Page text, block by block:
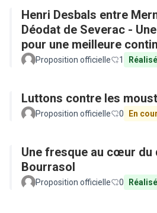
Henri Desbals entre
Déodat de Severac -
pour une meilleure
Proposition officielle 1 Réalisé
Luttons contre les
Proposition officielle 0 En
Une fresque au cœur du
Bourrasol
Proposition officielle 0 Réalisé